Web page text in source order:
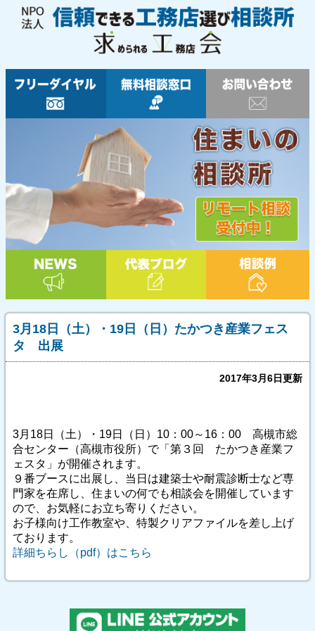
3月18日（土）・19日（日）たかつき産業フェス
タ 出展
2017年3月6日更新
3月18日（土）・19日（日）10：00～16：00 高槻市総
合センター（高槻市役所）で「第３回 たかつき産業フ
ェスタ」が開催されます。
９番ブースに出展し、当日は建築士や耐震診断士など専
門家を在席し、住まいの何でも相談会を開催しています
ので、お気軽にお立ち寄りください。
お子様向け工作教室や、特製クリアファイルを差し上げ
ております。
詳細ちらし（pdf）はこちら